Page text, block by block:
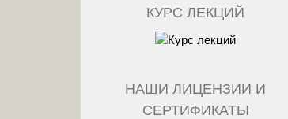
КУРС ЛЕКЦИЙ
НАШИ ЛИЦЕНЗИИ И
СЕРТИФИКАТЫ